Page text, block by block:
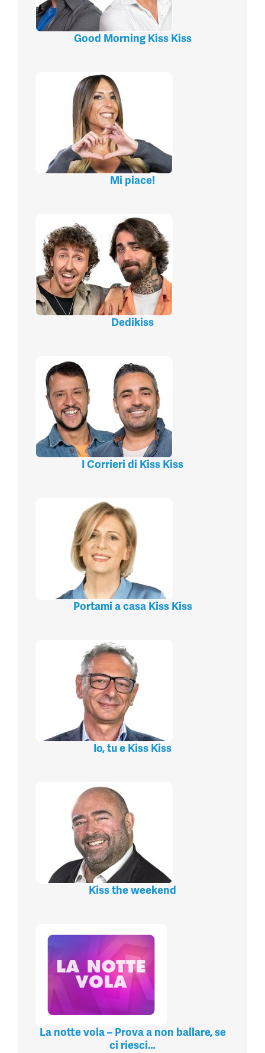
Good Morning Kiss Kiss
Mi piace!
Dedikiss
I Corrieri di Kiss Kiss
Portami a casa Kiss Kiss
Io, tu e Kiss Kiss
Kiss the weekend
La notte vola – Prova a non ballare, se
ci riesci…